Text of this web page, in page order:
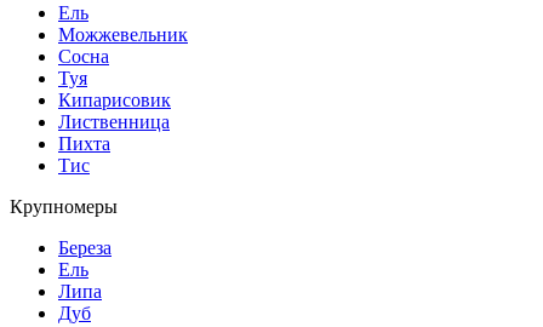
Ель
Можжевельник
Сосна
Туя
Кипарисовик
Лиственница
Пихта
Тис
Крупномеры
Береза
Ель
Липа
Дуб